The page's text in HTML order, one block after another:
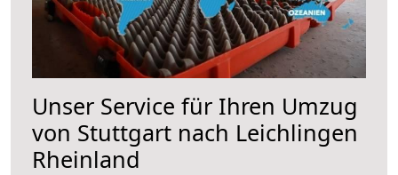
Unser Service für Ihren Umzug
von Stuttgart nach Leichlingen
Rheinland